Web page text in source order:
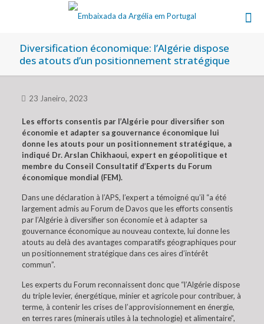
Diversification économique: l’Algérie dispose
des atouts d’un positionnement stratégique
23 Janeiro, 2023
Les efforts consentis par l’Algérie pour diversifier son
économie et adapter sa gouvernance économique lui
donne les atouts pour un positionnement stratégique, a
indiqué Dr. Arslan Chikhaoui, expert en géopolitique et
membre du Conseil Consultatif d’Experts du Forum
économique mondial (FEM).
Dans une déclaration à l’APS, l’expert a témoigné qu’il “a été
largement admis au Forum de Davos que les efforts consentis
par l’Algérie à diversifier son économie et à adapter sa
gouvernance économique au nouveau contexte, lui donne les
atouts au delà des avantages comparatifs géographiques pour
un positionnement stratégique dans ces aires d’intérêt
commun”.
Les experts du Forum reconnaissent donc que “l’Algérie dispose
du triple levier, énergétique, minier et agricole pour contribuer, à
terme, à contenir les crises de l’approvisionnement en énergie,
en terres rares (minerais utiles à la technologie) et alimentaire”,